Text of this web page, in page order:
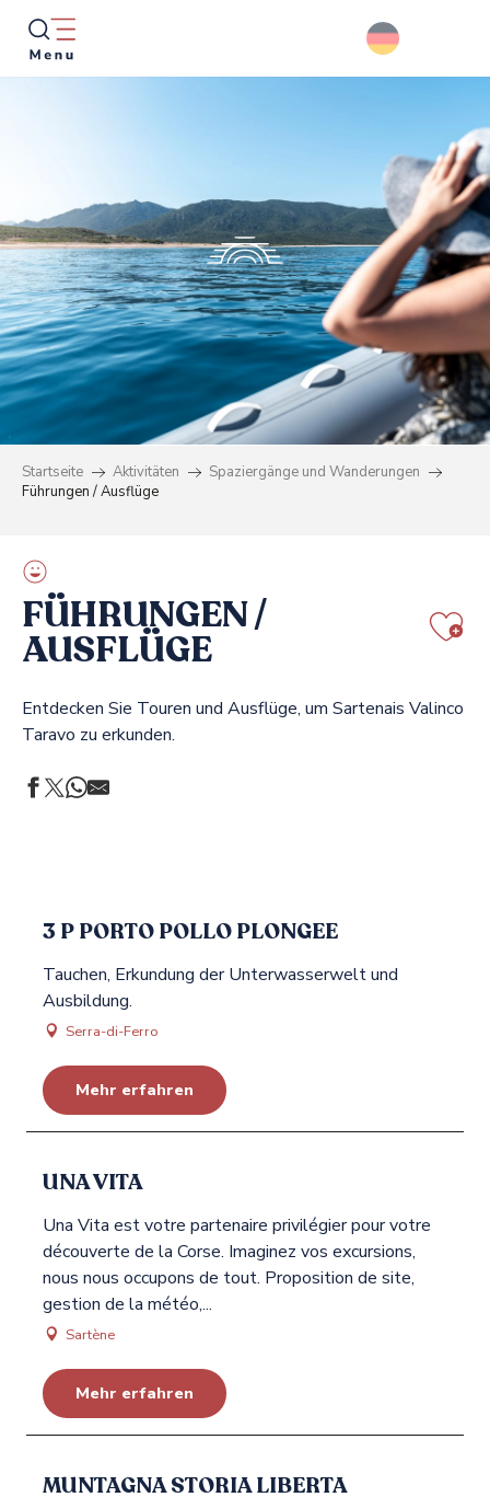
Aller
contenu
Suche
Startseite Aktivitäten
Spaziergänge und Wanderungen
Führungen / Ausflüge
FÜHRUNGEN /
AUSFLÜGE
Entdecken Sie Touren und Ausflüge, um Sartenais Valinco
Taravo zu erkunden.
3 P PORTO POLLO PLONGEE
Tauchen, Erkundung der Unterwasserwelt und
Ausbildung.
Serra-di-Ferro
Mehr erfahren
UNA VITA
Una Vita est votre partenaire privilégier pour votre
découverte de la Corse. Imaginez vos excursions,
nous nous occupons de tout. Proposition de site,
gestion de la météo,...
Sartène
Mehr erfahren
MUNTAGNA STORIA LIBERTA